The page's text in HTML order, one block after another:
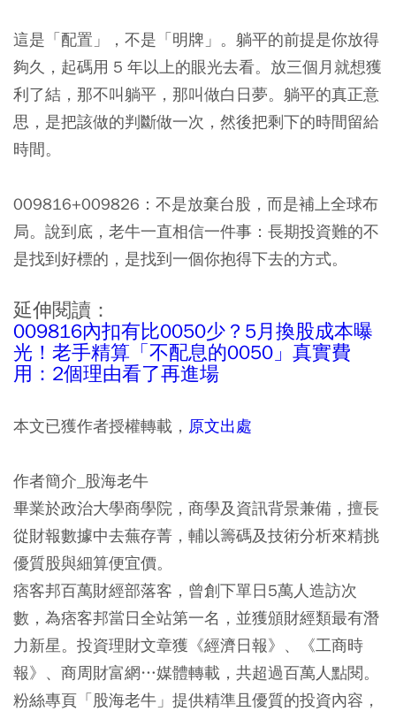
這是「配置」，不是「明牌」。躺平的前提是你放得
夠久，起碼用 5 年以上的眼光去看。放三個月就想獲
利了結，那不叫躺平，那叫做白日夢。躺平的真正意
思，是把該做的判斷做一次，然後把剩下的時間留給
時間。
009816+009826：不是放棄台股，而是補上全球布
局。說到底，老牛一直相信一件事：長期投資難的不
是找到好標的，是找到一個你抱得下去的方式。
延伸閱讀：
009816內扣有比0050少？5月換股成本曝
光！老手精算「不配息的0050」真實費
用：2個理由看了再進場
本文已獲作者授權轉載， 原文出處
作者簡介_股海老牛
畢業於政治大學商學院，商學及資訊背景兼備，擅長
從財報數據中去蕪存菁，輔以籌碼及技術分析來精挑
優質股與細算便宜價。
痞客邦百萬財經部落客，曾創下單日5萬人造訪次
數，為痞客邦當日全站第一名，並獲頒財經類最有潛
力新星。投資理財文章獲《經濟日報》、《工商時
報》、商周財富網…媒體轉載，共超過百萬人點閱。
粉絲專頁「股海老牛」提供精準且優質的投資內容，